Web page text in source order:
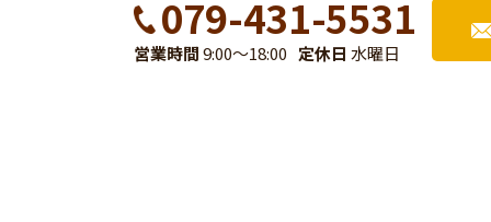
079-431-5531
営業時間9:00～18:00 定休日 水曜日